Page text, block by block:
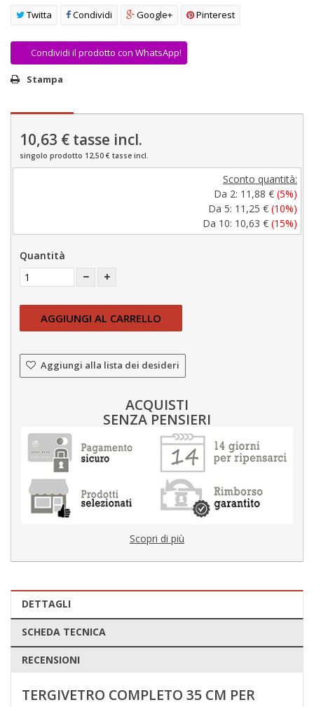
Twitta Condividi Google+ Pinterest
Condividi il prodotto con WhatsApp!
Stampa
10,63 € tasse incl.
singolo prodotto 12,50 € tasse incl.
Sconto quantità:
Da 2: 11,88 € (5%)
Da 5: 11,25 € (10%)
Da 10: 10,63 € (15%)
Quantità
AGGIUNGI AL CARRELLO
Aggiungi alla lista dei desideri
ACQUISTI
SENZA PENSIERI
Scopri di più
DETTAGLI
SCHEDA TECNICA
RECENSIONI
TERGIVETRO COMPLETO 35 CM PER